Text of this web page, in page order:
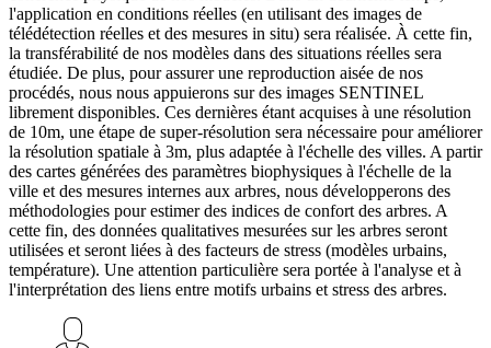
l'application en conditions réelles (en utilisant des images de
télédétection réelles et des mesures in situ) sera réalisée. À cette fin,
la transférabilité de nos modèles dans des situations réelles sera
étudiée. De plus, pour assurer une reproduction aisée de nos
procédés, nous nous appuierons sur des images SENTINEL
librement disponibles. Ces dernières étant acquises à une résolution
de 10m, une étape de super-résolution sera nécessaire pour améliorer
la résolution spatiale à 3m, plus adaptée à l'échelle des villes. A partir
des cartes générées des paramètres biophysiques à l'échelle de la
ville et des mesures internes aux arbres, nous développerons des
méthodologies pour estimer des indices de confort des arbres. A
cette fin, des données qualitatives mesurées sur les arbres seront
utilisées et seront liées à des facteurs de stress (modèles urbains,
température). Une attention particulière sera portée à l'analyse et à
l'interprétation des liens entre motifs urbains et stress des arbres.